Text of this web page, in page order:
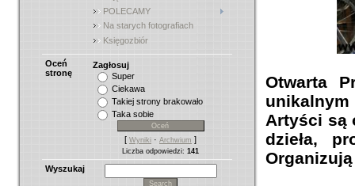
POLECAMY
Na starych fotografiach
Księgozbiór
Oceń
stronę
Zagłosuj
Super
Ciekawa
Takiej strony brakowało
Taka sobie
[ Wyniki · Archwium ]
Liczba odpowiedzi: 141
Wyszukaj
Otwarta
Artyści są
dzieła,